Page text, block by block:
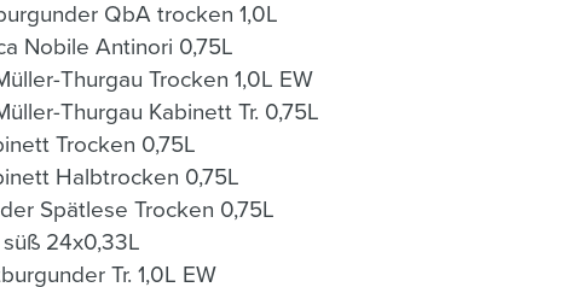
QbA trocken 1,0L
Nobile Antinori 0,75L
Thurgau Trocken 1,0L EW
Thurgau Kabinett Tr. 0,75L
Trocken 0,75L
Halbtrocken 0,75L
Spätlese Trocken 0,75L
24x0,33L
Tr. 1,0L EW